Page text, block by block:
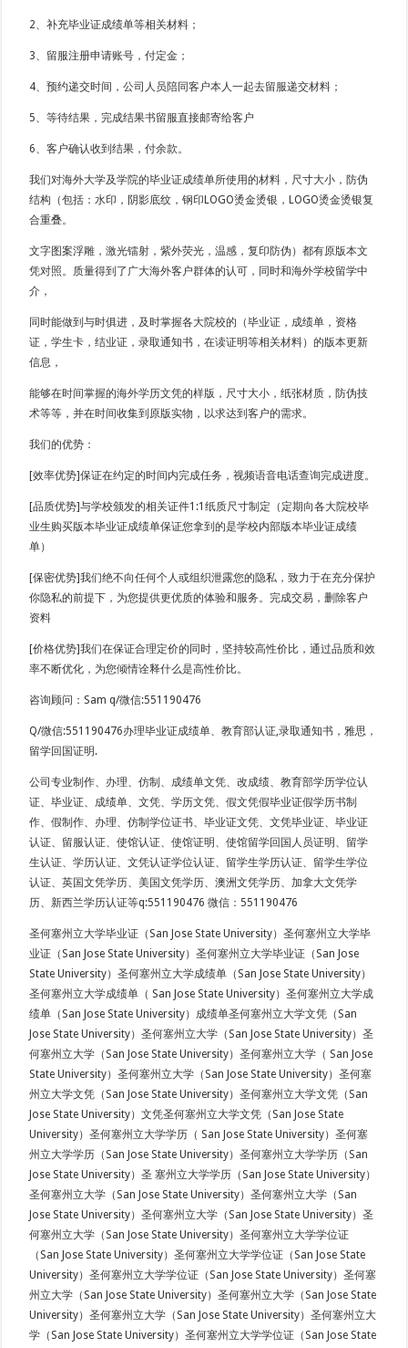
2、补充毕业证成绩单等相关材料；
3、留服注册申请账号，付定金；
4、预约递交时间，公司人员陪同客户本人一起去留服递交材料；
5、等待结果，完成结果书留服直接邮寄给客户
6、客户确认收到结果，付余款。
我们对海外大学及学院的毕业证成绩单所使用的材料，尺寸大小，防伪
结构（包括：水印，阴影底纹，钢印LOGO烫金烫银，LOGO烫金烫银复
合重叠。
文字图案浮雕，激光镭射，紫外荧光，温感，复印防伪）都有原版本文
凭对照。质量得到了广大海外客户群体的认可，同时和海外学校留学中
介，
同时能做到与时俱进，及时掌握各大院校的（毕业证，成绩单，资格
证，学生卡，结业证，录取通知书，在读证明等相关材料）的版本更新
信息，
能够在时间掌握的海外学历文凭的样版，尺寸大小，纸张材质，防伪技
术等等，并在时间收集到原版实物，以求达到客户的需求。
我们的优势：
[效率优势]保证在约定的时间内完成任务，视频语音电话查询完成进度。
[品质优势]与学校颁发的相关证件1:1纸质尺寸制定（定期向各大院校毕
业生购买版本毕业证成绩单保证您拿到的是学校内部版本毕业证成绩
单）
[保密优势]我们绝不向任何个人或组织泄露您的隐私，致力于在充分保护
你隐私的前提下，为您提供更优质的体验和服务。完成交易，删除客户
资料
[价格优势]我们在保证合理定价的同时，坚持较高性价比，通过品质和效
率不断优化，为您倾情诠释什么是高性价比。
咨询顾问：Sam q/微信:551190476
Q/微信:551190476办理毕业证成绩单、教育部认证,录取通知书，雅思，
留学回国证明.
公司专业制作、办理、仿制、成绩单文凭、改成绩、教育部学历学位认
证、毕业证、成绩单、文凭、学历文凭、假文凭假毕业证假学历书制
作、假制作、办理、仿制学位证书、毕业证文凭、文凭毕业证、毕业证
认证、留服认证、使馆认证、使馆证明、使馆留学回国人员证明、留学
生认证、学历认证、文凭认证学位认证、留学生学历认证、留学生学位
认证、英国文凭学历、美国文凭学历、澳洲文凭学历、加拿大文凭学
历、新西兰学历认证等q:551190476 微信：551190476
圣何塞州立大学毕业证（San Jose State University）圣何塞州立大学毕
业证（San Jose State University）圣何塞州立大学毕业证（San Jose
State University）圣何塞州立大学成绩单（San Jose State University）
圣何塞州立大学成绩单（ San Jose State University）圣何塞州立大学成
绩单（San Jose State University）成绩单圣何塞州立大学文凭（San
Jose State University）圣何塞州立大学（San Jose State University）圣
何塞州立大学（San Jose State University）圣何塞州立大学（ San Jose
State University）圣何塞州立大学（San Jose State University）圣何塞
州立大学文凭（San Jose State University）圣何塞州立大学文凭（San
Jose State University）文凭圣何塞州立大学文凭（San Jose State
University）圣何塞州立大学学历（ San Jose State University）圣何塞
州立大学学历（San Jose State University）圣何塞州立大学学历（San
Jose State University）圣 塞州立大学学历（San Jose State University）
圣何塞州立大学（San Jose State University）圣何塞州立大学（San
Jose State University）圣何塞州立大学（San Jose State University）圣
何塞州立大学（San Jose State University）圣何塞州立大学学位证
（San Jose State University）圣何塞州立大学学位证（San Jose State
University）圣何塞州立大学学位证（San Jose State University）圣何塞
州立大学（San Jose State University）圣何塞州立大学（San Jose State
University）圣何塞州立大学（San Jose State University）圣何塞州立大
学（San Jose State University）圣何塞州立大学学位证（San Jose State